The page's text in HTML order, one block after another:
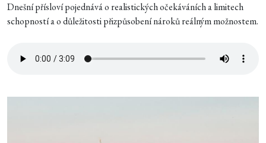
Dnešní přísloví pojednává o realistických očekáváních a limitech
schopností a o důležitosti přizpůsobení nároků reálným možnostem.